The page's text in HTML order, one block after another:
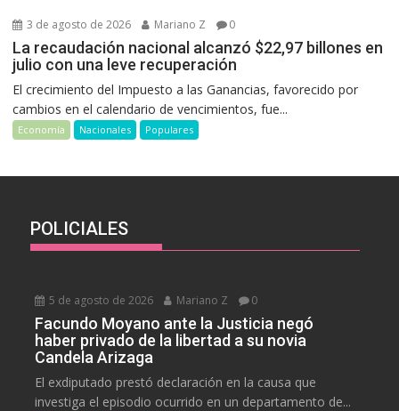
3 de agosto de 2026 Mariano Z 0
La recaudación nacional alcanzó $22,97 billones en
julio con una leve recuperación
El crecimiento del Impuesto a las Ganancias, favorecido por
cambios en el calendario de vencimientos, fue...
Economía Nacionales Populares
POLICIALES
5 de agosto de 2026 Mariano Z 0
Facundo Moyano ante la Justicia negó
haber privado de la libertad a su novia
Candela Arizaga
El exdiputado prestó declaración en la causa que
investiga el episodio ocurrido en un departamento de...